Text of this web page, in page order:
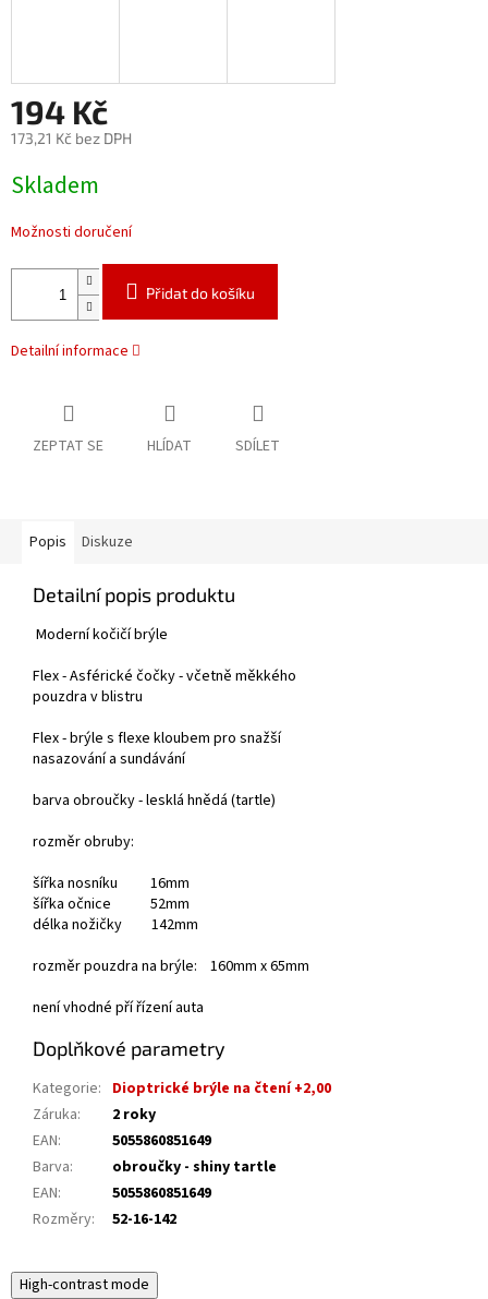
194 Kč
173,21 Kč bez DPH
cena:
Skladem
Možnosti doručení
Přidat do košíku
Detailní informace
ZEPTAT SE HLÍDAT SDÍLET
Popis Diskuze
Detailní popis produktu
Moderní kočičí brýle
Flex - Asférické čočky - včetně měkkého
pouzdra v blistru
Flex - brýle s flexe kloubem pro snažší
nasazování a sundávání
barva obroučky - lesklá hnědá (tartle)
rozměr obruby:
šířka nosníku 16mm
šířka očnice 52mm
délka nožičky 142mm
rozměr pouzdra na brýle: 160mm x 65mm
není vhodné pří řízení auta
Doplňkové parametry
Kategorie: Dioptrické brýle na čtení +2,00
Záruka:
2 roky
EAN:
5055860851649
Barva:
obroučky - shiny tartle
EAN:
5055860851649
Rozměry: 52-16-142
High-contrast mode